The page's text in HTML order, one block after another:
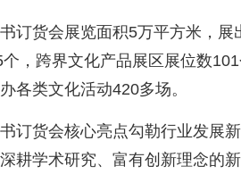
订货会展览面积5万平方米，
，跨界文化产品展区展位数
各类文化活动420多场。
订货会核心亮点勾勒行业发展
耕学术研究、富有创新理念的